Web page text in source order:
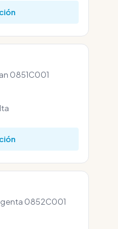
0851C001
0852C001